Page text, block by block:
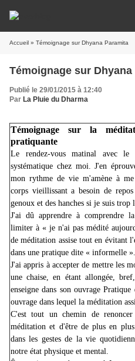
Accueil » Témoignage sur Dhyana Paramita
Témoignage sur Dhyana
Publié le 29/01/2015 à 12:40
Par La Pluie du Dharma
Témoignage sur la
pratiquante
Le rendez-vous matinal avec le
systématique chez moi. J'en
mon rythme de vie m'amène à
corps vieillissant a besoin de
genoux et des hanches si je suis trop
J'ai dû apprendre à comprendre
limiter à « je n'ai pas médité
de méditation assise tout en évitant
dans une pratique dite « informelle ».
J'ai appris à accepter de mettre les
une chaise, en étant allongée,
enseigne dans son ouvrage
ouvrage dans lequel la méditation
C'est tout un chemin de
méditation et d'être de plus en
dans les gestes de la vie
notre état physique et mental.